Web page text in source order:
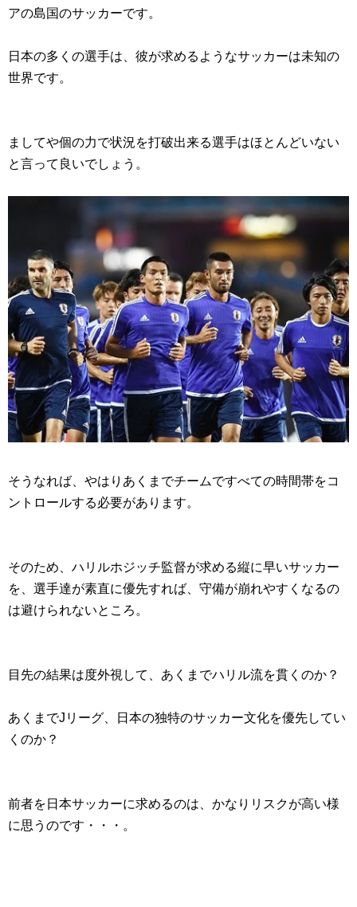
アの島国のサッカーです。
日本の多くの選手は、彼が求めるようなサッカーは未知の
世界です。
ましてや個の力で状況を打破出来る選手はほとんどいない
と言って良いでしょう。
そうなれば、やはりあくまでチームですべての時間帯をコ
ントロールする必要があります。
そのため、ハリルホジッチ監督が求める縦に早いサッカー
を、選手達が素直に優先すれば、守備が崩れやすくなるの
は避けられないところ。
目先の結果は度外視して、あくまでハリル流を貫くのか？
あくまでJリーグ、日本の独特のサッカー文化を優先してい
くのか？
前者を日本サッカーに求めるのは、かなりリスクが高い様
に思うのです・・・。